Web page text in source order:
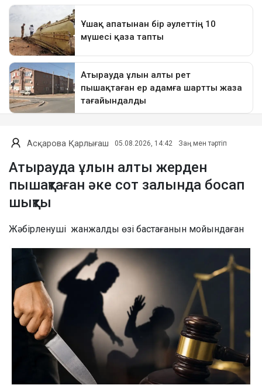
Асқарова Қарлығаш 05.08.2026, 14:42 Заң мен тәртіп
Атырауда ұлын алты жерден
пышақтаған әке сот залында босап
шықты
Жәбірленуші жанжалды өзі бастағанын мойындаған